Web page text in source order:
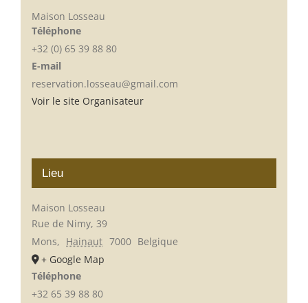
Maison Losseau
Téléphone
+32 (0) 65 39 88 80
E-mail
reservation.losseau@gmail.com
Voir le site Organisateur
Lieu
Maison Losseau
Rue de Nimy, 39
Mons, Hainaut 7000 Belgique
+ Google Map
Téléphone
+32 65 39 88 80